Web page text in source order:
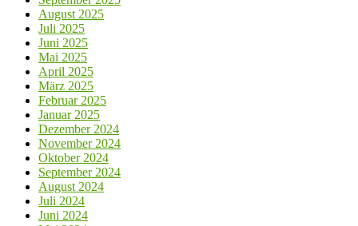
August 2025
Juli 2025
Juni 2025
Mai 2025
April 2025
März 2025
Februar 2025
Januar 2025
Dezember 2024
November 2024
Oktober 2024
September 2024
August 2024
Juli 2024
Juni 2024